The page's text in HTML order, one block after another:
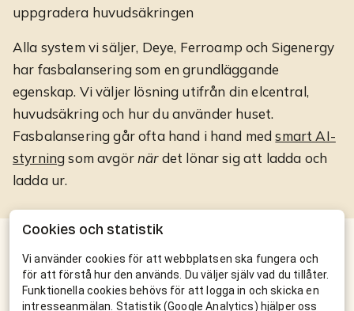
uppgradera huvudsäkringen
Alla system vi säljer, Deye, Ferroamp och Sigenergy
har fasbalansering som en grundläggande
egenskap. Vi väljer lösning utifrån din elcentral,
huvudsäkring och hur du använder huset.
Fasbalansering går ofta hand i hand med smart AI-
styrning som avgörnärdet lönar sig att ladda och
ladda ur.
Osäker på om din huvudsäkring
räcker?
Cookies och statistik
Vi använder cookies för att webbplatsen ska fungera och
för att förstå hur den används. Du väljer själv vad du tillåter.
Funktionella cookies behövs för att logga in och skicka en
intresseanmälan. Statistik (Google Analytics) hjälper oss